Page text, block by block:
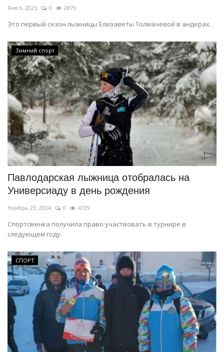
Янв 6, 2025 0 2875
Это первый сезон лыжницы Елизаветы Толмачевой в андерах.
Зимний спорт
Павлодарская лыжница отобралась на
Универсиаду в день рождения
Ноябрь 23, 2024 0 4729
Спортсменка получила право участвовать в турнире в
следующем году.
СПОРТ